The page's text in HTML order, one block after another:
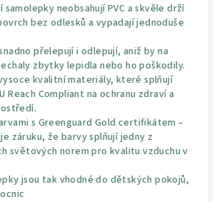
neobsahují PVC a skvěle drží
bez odlesků a vypadají jednoduše
přelepují i odlepují, aniž by na
zbytky lepidla nebo ho poškodily.
kvalitní materiály, které splňují
Reach Compliant na ochranu zdraví a
s Greenguard Gold certifikátem –
záruku, že barvy splňují jedny z
světových norem pro kvalitu vzduchu v
jsou tak vhodné do dětských pokojů,